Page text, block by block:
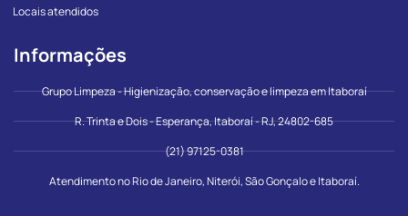
Locais atendidos
Informações
Grupo Limpeza - Higienização, conservação e limpeza em Itaboraí
R. Trinta e Dois - Esperança, Itaboraí - RJ, 24802-685
(21) 97125-0381
Atendimento no Rio de Janeiro, Niterói, São Gonçalo e Itaboraí.